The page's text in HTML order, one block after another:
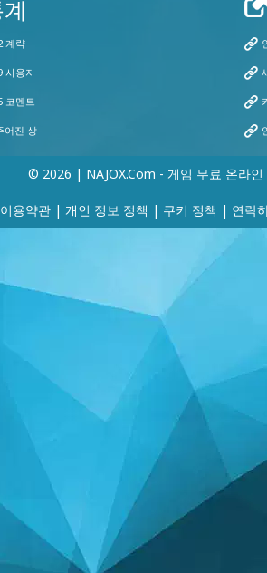
© 2026 | NAJOX.com - 게임 무료 온라인
이용약관| 개인 정보 정책 | 쿠키 정책 | 연락